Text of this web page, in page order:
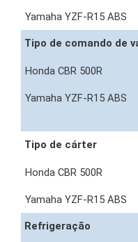
Tipo de comando de
Tipo de cárter
Refrigeração